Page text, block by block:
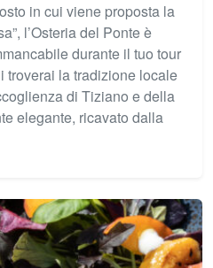
in cui viene proposta la
l’Osteria del Ponte è
durante il tuo tour
troverai la tradizione locale
di Tiziano e della
elegante, ricavato dalla